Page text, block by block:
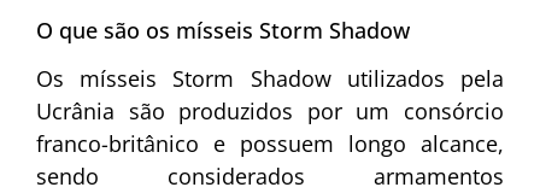
O que são os mísseis Storm Shadow
Os mísseis Storm Shadow utilizados pela
Ucrânia são produzidos por um consórcio
franco-britânico e possuem longo alcance,
sendo considerados armamentos